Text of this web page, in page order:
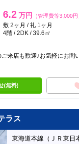
6.2 万円 （管理費等3,000円
敷 2ヶ月 / 礼 1ヶ月
4階 / 2DK / 39.6㎡
ご来店も歓迎♪お気軽にお問
(無料)
ラス
東海道本線（ＪＲ東日